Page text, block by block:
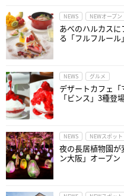
NEWS NEWオープン
あべのハルカス
る「フルフルール」
NEWS グルメ
デザートカフェ
「ビンス」3種登
NEWS NEWスポット
夜の長居植物園
ン大阪」オープン